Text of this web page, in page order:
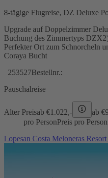
8-tägige Flugreise, DZ Deluxe
Upgrade auf Doppelzimmer
Buchung des Zimmertyps
Perfekter Ort zum Schnorcheln
Coraya Bucht
253527Bestellnr.:
Pauschalreise
Alter Preisab €1.022,- ab €
pro PersonPreis pro Person
Lopesan Costa Meloneras